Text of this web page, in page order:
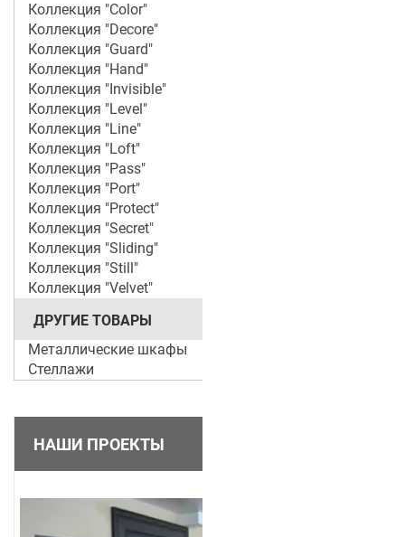
Коллекция "Color"
Коллекция "Decore"
Коллекция "Guard"
Коллекция "Hand"
Коллекция "Invisible"
Коллекция "Level"
Коллекция "Line"
Коллекция "Loft"
Коллекция "Pass"
Коллекция "Port"
Коллекция "Protect"
Коллекция "Secret"
Коллекция "Sliding"
Коллекция "Still"
Коллекция "Velvet"
ДРУГИЕ ТОВАРЫ
Металлические шкафы
Стеллажи
НАШИ ПРОЕКТЫ